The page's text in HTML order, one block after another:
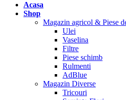
Acasa
Shop
Magazin agricol & Piese
Ulei
Vaselina
Filtre
Piese schimb
Rulmenti
AdBlue
Magazin Diverse
Tricouri